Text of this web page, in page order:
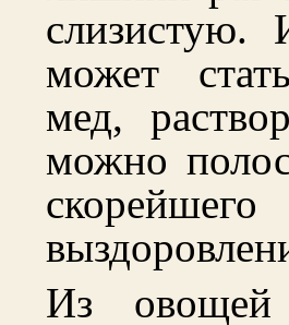
слизистую.
может
мед,
можно
скорейшего
Из